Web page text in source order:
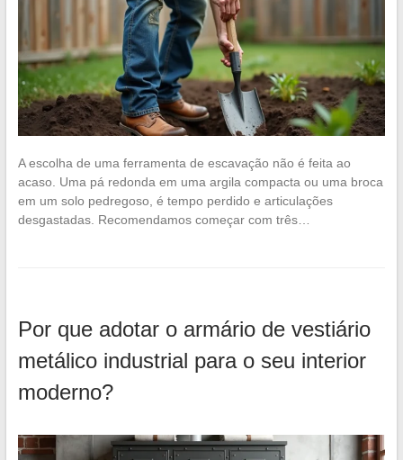
A escolha de uma ferramenta de escavação não é feita ao
acaso. Uma pá redonda em uma argila compacta ou uma broca
em um solo pedregoso, é tempo perdido e articulações
desgastadas. Recomendamos começar com três…
Por que adotar o armário de vestiário
metálico industrial para o seu interior
moderno?